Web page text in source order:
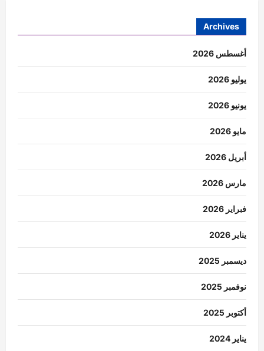
Archives
أغسطس 2026
يوليو 2026
يونيو 2026
مايو 2026
أبريل 2026
مارس 2026
فبراير 2026
يناير 2026
ديسمبر 2025
نوفمبر 2025
أكتوبر 2025
يناير 2024